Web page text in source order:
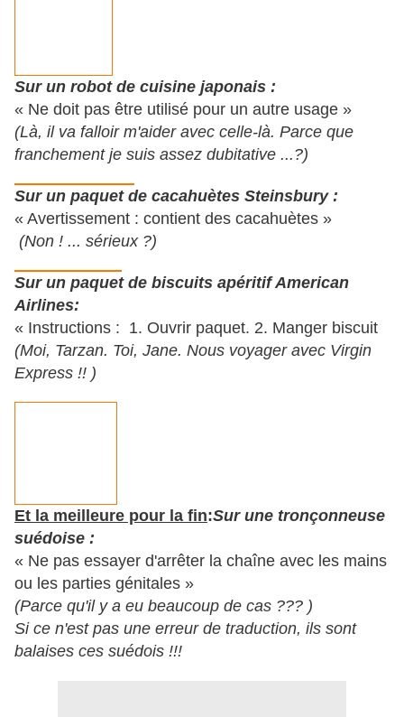
Sur un robot de cuisine japonais :
« Ne doit pas être utilisé pour un autre usage »
(Là, il va falloir m'aider avec celle-là. Parce que
franchement je suis assez dubitative ...?)
Sur un paquet de cacahuètes Steinsbury :
« Avertissement : contient des cacahuètes »
(Non ! ... sérieux ?)
Sur un paquet de biscuits apéritif American
Airlines:
« Instructions : 1. Ouvrir paquet. 2. Manger biscuit
(Moi, Tarzan. Toi, Jane. Nous voyager avec Virgin
Express !! )
Et la meilleure pour la fin:Sur une tronçonneuse
suédoise :
« Ne pas essayer d'arrêter la chaîne avec les mains
ou les parties génitales »
(Parce qu'il y a eu beaucoup de cas ??? )
Si ce n'est pas une erreur de traduction, ils sont
balaises ces suédois !!!